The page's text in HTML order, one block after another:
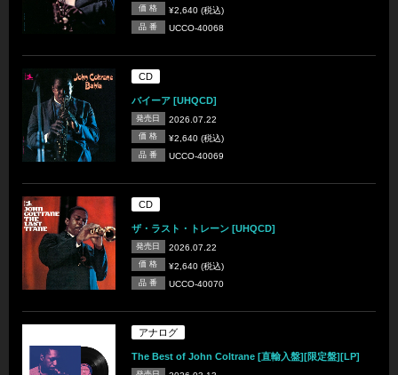
価 格 ¥2,640 (税込)
品 番 UCCO-40068
CD
バイーア [UHQCD]
発売日 2026.07.22
価 格 ¥2,640 (税込)
品 番 UCCO-40069
CD
ザ・ラスト・トレーン [UHQCD]
発売日 2026.07.22
価 格 ¥2,640 (税込)
品 番 UCCO-40070
アナログ
The Best of John Coltrane [直輸入盤][限定盤][LP]